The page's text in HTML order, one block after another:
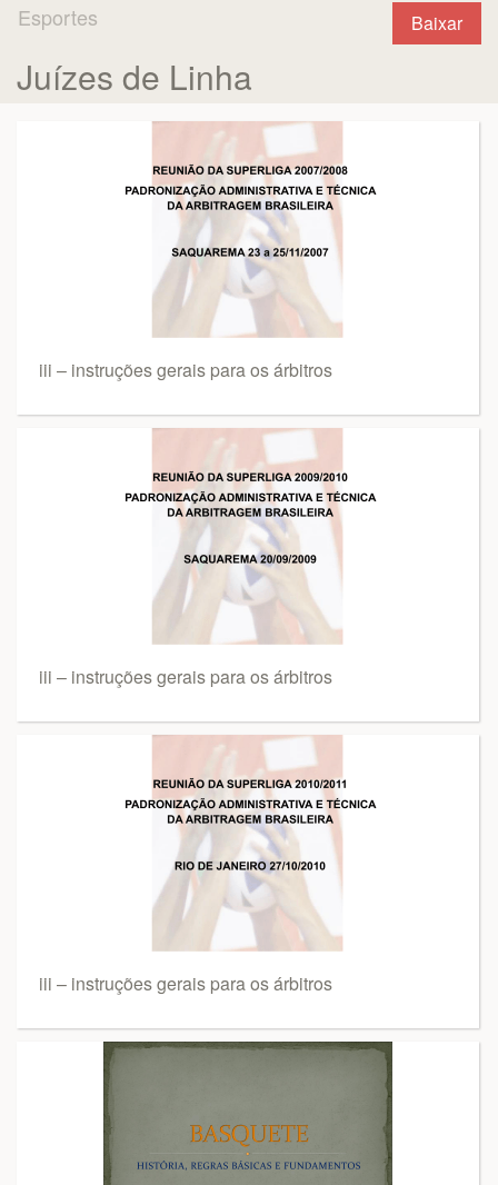
Baixar
Esportes
Juízes de Linha
iii – instruções gerais para os árbitros
iii – instruções gerais para os árbitros
iii – instruções gerais para os árbitros